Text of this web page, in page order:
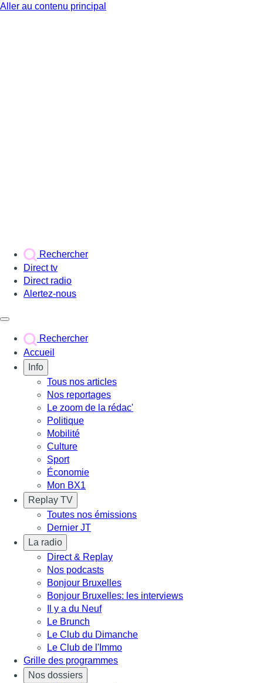
Aller au contenu principal
Rechercher
Direct tv
Direct radio
Alertez-nous
Rechercher
Accueil
Info
Tous nos articles
Nos reportages
Le zoom de la rédac'
Politique
Mobilité
Culture
Sport
Économie
Mon BX1
Replay TV
Toutes nos émissions
Dernier JT
La radio
Direct & Replay
Nos podcasts
Bonjour Bruxelles
Bonjour Bruxelles: les interviews
Il y a du Neuf
Le Brunch
Le Club du Dimanche
Le Club de l'Immo
Grille des programmes
Nos dossiers